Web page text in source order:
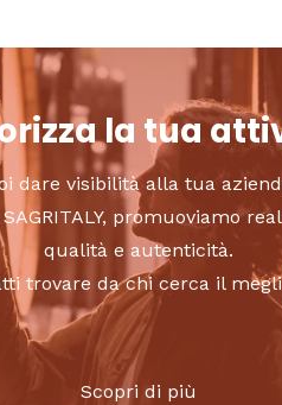
la tua
dare visibilità alla tua
promuoviamo
qualità e autenticità.
trovare da chi cerca il
Scopri di più